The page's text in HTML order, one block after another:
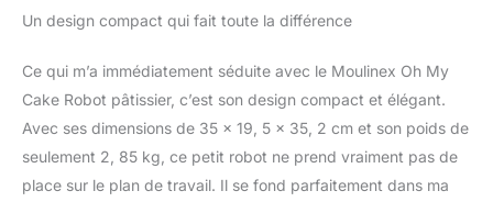
délicieux gâteaux et
RÉSULTATS
HOMOGÈNES : le
mouvement satellite fait
bol simultanément et
assure l'incorporation de
Un design compact qui fait toute la différence
Ce qui m’a immédiatement séduite avec le Moulinex Oh My
Cake Robot pâtissier, c’est son design compact et élégant.
Avec ses dimensions de 35 x 19, 5 x 35, 2 cm et son poids de
seulement 2, 85 kg, ce petit robot ne prend vraiment pas de
place sur le plan de travail. Il se fond parfaitement dans ma